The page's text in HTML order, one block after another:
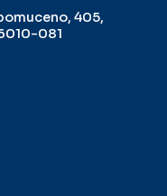
405,
081